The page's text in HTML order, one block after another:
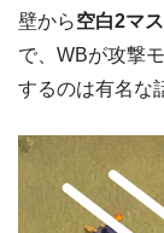
壁から空白2マ
で、WBが攻撃
するのは有名な